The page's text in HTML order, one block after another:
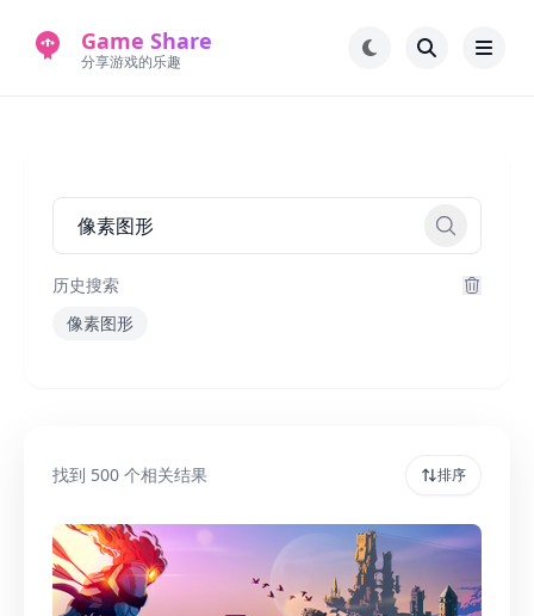
Game Share
分享游戏的乐趣
新版游戏站
永久地址
历史搜索
像素图形
找到 500 个相关结果 排序